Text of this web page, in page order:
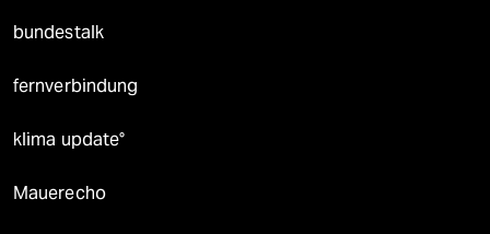
bundestalk
fernverbindung
klima update°
Mauerecho